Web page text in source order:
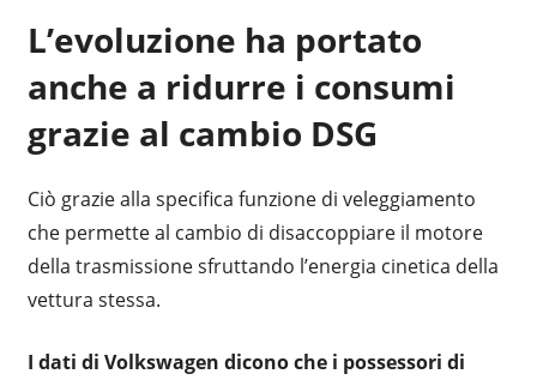
L’evoluzione ha portato
anche a ridurre i consumi
grazie al cambio DSG
Ciò grazie alla specifica funzione di veleggiamento
che permette al cambio di disaccoppiare il motore
della trasmissione sfruttando l’energia cinetica della
vettura stessa.
I dati di Volkswagen dicono che i possessori di